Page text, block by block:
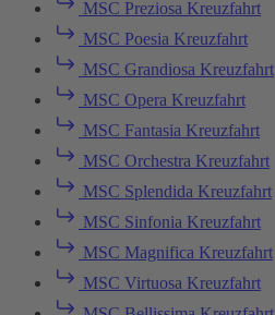
MSC Preziosa Kreuzfahrt
MSC Poesia Kreuzfahrt
MSC Grandiosa Kreuzfahrt
MSC Opera Kreuzfahrt
MSC Fantasia Kreuzfahrt
MSC Orchestra Kreuzfahrt
MSC Splendida Kreuzfahrt
MSC Sinfonia Kreuzfahrt
MSC Magnifica Kreuzfahrt
MSC Virtuosa Kreuzfahrt